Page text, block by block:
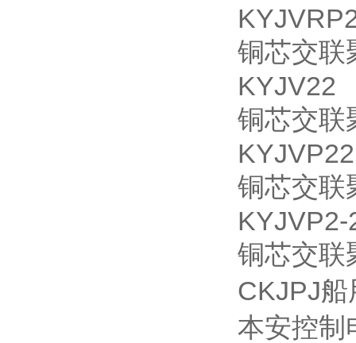
铜芯交联
KYJV22
铜芯交联
KYJVP22
铜芯交联
KYJVP2-
铜芯交联
CKJPJ船
本安控制